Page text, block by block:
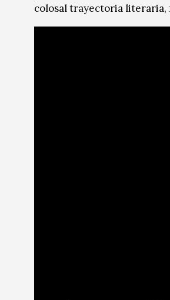
colosal trayectoria literaria,